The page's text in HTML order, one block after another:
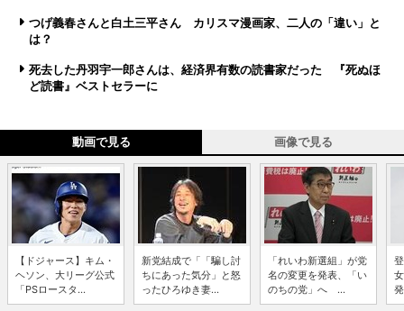
つげ義春さんと白土三平さん カリスマ漫画家、二人の「違い」と
は？
死去した丹羽宇一郎さんは、経済界有数の読書家だった 『死ぬほ
ど読書』ベストセラーに
動画で見る 画像で見る
【ドジャース】キム・
ヘソン、大リーグ公式
「PSロースタ...
新党結成で「「騙し討
ちにあった気分」と怒
ったひろゆき妻...
「れいわ新選組」が党
名の変更を発表、「い
のちの党」へ ...